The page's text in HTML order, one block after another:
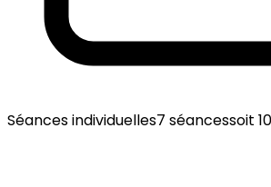
Séances individuelles7 séancessoit